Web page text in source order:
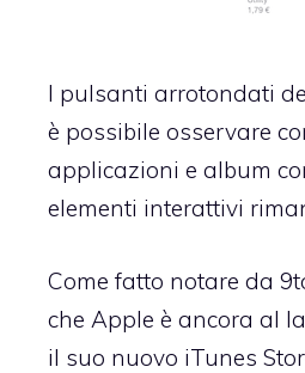
I pulsanti arrotondati
è possibile osservare
applicazioni e album
elementi interattivi
Come fatto notare da
che Apple è ancora al
il suo nuovo iTunes